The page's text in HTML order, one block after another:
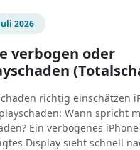
2026
verbogen oder
richtig einschätzen
Wann spricht
Ein verbogenes
Display sieht schnell